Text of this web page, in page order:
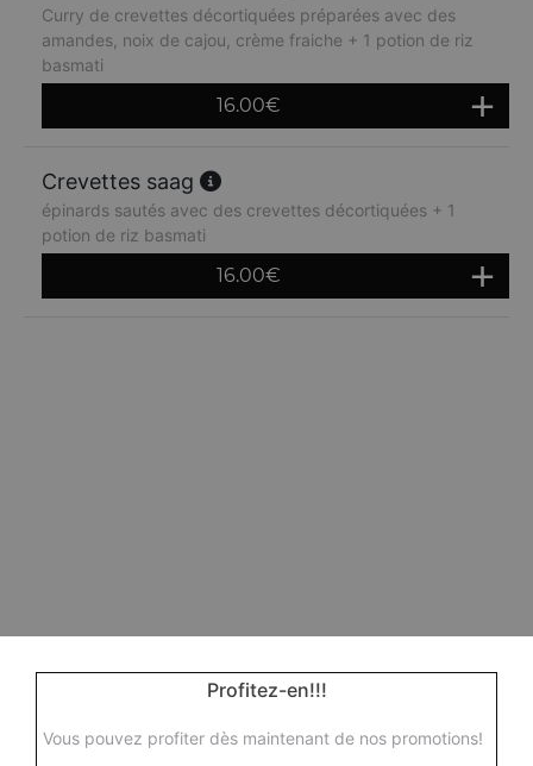
Curry de crevettes décortiquées préparées avec des
amandes, noix de cajou, crème fraiche + 1 potion de riz
basmati
16.00€
Crevettes saag
épinards sautés avec des crevettes décortiquées + 1
potion de riz basmati
16.00€
Profitez-en!!!
Vous pouvez profiter dès maintenant de nos promotions!